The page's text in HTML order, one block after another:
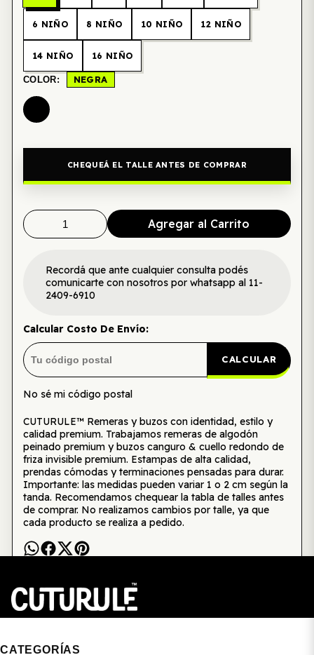
6 NIÑO 8 NIÑO 10 NIÑO 12 NIÑO
14 NIÑO 16 NIÑO
COLOR: NEGRA
CHEQUEÁ EL TALLE ANTES DE COMPRAR
Agregar al Carrito
Recordá que ante cualquier consulta podés
comunicarte con nosotros por whatsapp al 11-
2409-6910
Calcular Costo De Envío:
CALCULAR
No sé mi código postal
CUTURULE™ Remeras y buzos con identidad, estilo y
calidad premium. Trabajamos remeras de algodón
peinado premium y buzos canguro & cuello redondo de
friza invisible premium. Estampas de alta calidad,
prendas cómodas y terminaciones pensadas para durar.
Importante: las medidas pueden variar 1 o 2 cm según la
tanda. Recomendamos chequear la tabla de talles antes
de comprar. No realizamos cambios por talle, ya que
cada producto se realiza a pedido.
CATEGORÍAS